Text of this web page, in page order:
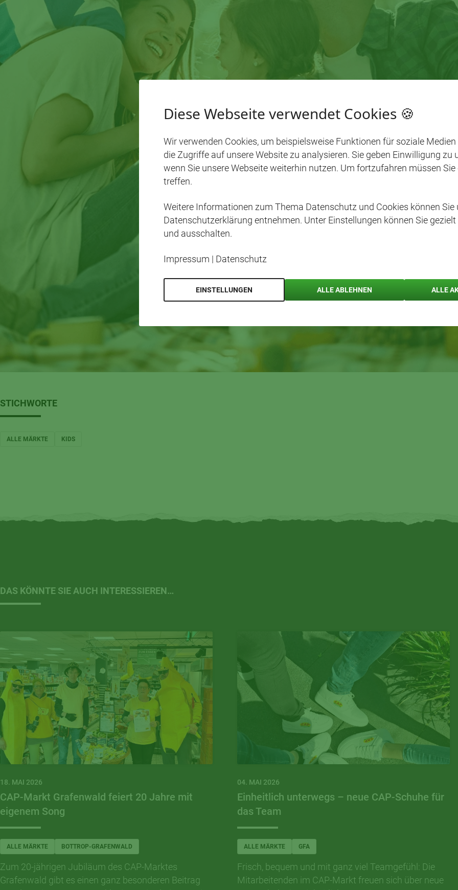
STICHWORTE
ALLE MÄRKTE KIDS
DAS KÖNNTE SIE AUCH INTERESSIEREN…
18. MAI 2026
CAP-Markt Grafenwald feiert 20 Jahre mit
eigenem Song
ALLE MÄRKTE BOTTROP-GRAFENWALD
Zum 20-jährigen Jubiläum des CAP-Marktes
Grafenwald gibt es einen ganz besonderen Beitrag
04. MAI 2026
Einheitlich unterwegs – neue CAP-Schuhe für
das Team
ALLE MÄRKTE GFA
Frisch, bequem und mit ganz viel Teamgefühl: Die
Mitarbeitenden im CAP-Markt freuen sich über neue
Diese Webseite verwendet Cookies 🍪
Wir verwenden Cookies, um beispielsweise Funktionen für soziale
die Zugriffe auf unsere Website zu analysieren. Sie geben Einwilligung zu
wenn Sie unsere Webseite weiterhin nutzen. Um fortzufahren müssen
treffen.
Weitere Informationen zum Thema Datenschutz und Cookies können Sie
Datenschutzerklärung entnehmen. Unter Einstellungen können Sie
und ausschalten.
Impressum | Datenschutz
EINSTELLUNGEN ALLE ABLEHNEN ALLE